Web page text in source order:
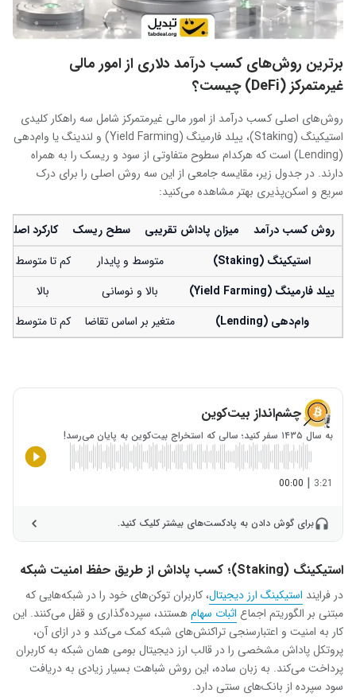
برترین روش‌های کسب درآمد دلاری از امور مالی
غیرمتمرکز (DeFi) چیست؟
روش‌های اصلی کسب درآمد از امور مالی غیرمتمرکز شامل سه راهکار کلیدی
استیکینگ (Staking)، ییلد فارمینگ (Yield Farming) و لندینگ یا وام‌دهی
(Lending) است که هرکدام سطوح متفاوتی از سود و ریسک را به همراه
دارند. در جدول زیر، مقایسه جامعی از این سه روش اصلی را برای درک
سریع و اسکن‌پذیری بهتر مشاهده می‌کنید:
روش کسب درآمد میزان پاداش تقریبی سطح ریسک
کارکرد اصلی
استیکینگ (Staking
) متوسط و پایدار
کم تا متوسط
ییلد فارمینگ (Yield Farming
) بالا و نوسانی بالا
وام‌دهی (Lending
) متغیر بر اساس تقاضا کم تا متوسط
چشم‌انداز بیت‌کوین
به سال ۱۴۳۵ سفر کنید؛ سالی که استخراج بیت‌کوین به پایان می‌رسد!
3:21
|
00:00
برای گوش دادن به پادکست‌های بیشتر کلیک کنید.
استیکینگ (Staking)؛ کسب پاداش از طریق حفظ امنیت شبکه
در فرایند استیکینگ ارز دیجیتال، کاربران توکن‌های خود را در شبکه‌هایی که
مبتنی بر الگوریتم اجماع اثبات سهامهستند، سپرده‌گذاری و قفل می‌کنند. این
کار به امنیت و اعتبارسنجی تراکنش‌های شبکه کمک می‌کند و در ازای آن،
پروتکل پاداش مشخصی را در قالب ارز دیجیتال بومی همان شبکه به کاربران
پرداخت می‌کند. به زبان ساده، این روش شباهت بسیار زیادی به دریافت
سود سپرده از بانک‌های سنتی دارد.